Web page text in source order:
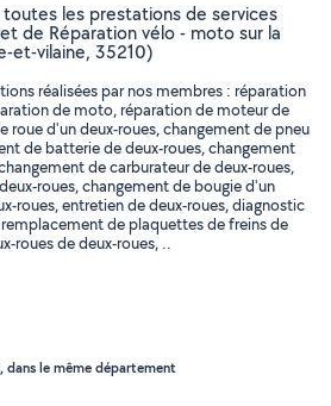
toutes les prestations de services
de Réparation vélo - moto sur la
et-vilaine, 35210)
réalisées par nos membres : réparation
de moto, réparation de moteur de
roue d'un deux-roues, changement de pneu
de batterie de deux-roues, changement
de carburateur de deux-roues,
roues, changement de bougie d'un
roues, entretien de deux-roues, diagnostic
de plaquettes de freins de
roues de deux-roues, ..
dans le même département